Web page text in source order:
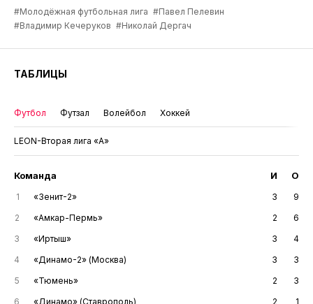
#Молодёжная футбольная лига #Павел Пелевин
#Владимир Кечеруков #Николай Дергач
ТАБЛИЦЫ
Футбол Футзал Волейбол Хоккей
LEON-Вторая лига «А»
Команда И О
1 «Зенит-2» 3
9
2
«Амкар-Пермь» 2
6
3
«Иртыш» 3
4
4
«Динамо-2» (Москва) 3
3
5
«Тюмень» 2
3
6
«Динамо» (Ставрополь) 2
1